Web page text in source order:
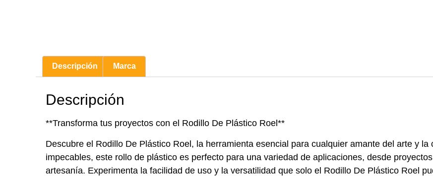
Descripción Marca
Descripción
**Transforma tus proyectos con el Rodillo De Plástico Roel**
Descubre el Rodillo De Plástico Roel, la herramienta esencial para cualquier amante del arte y
impecables, este rollo de plástico es perfecto para una variedad de aplicaciones, desde
artesanía. Experimenta la facilidad de uso y la versatilidad que solo el Rodillo De Plástico Roel